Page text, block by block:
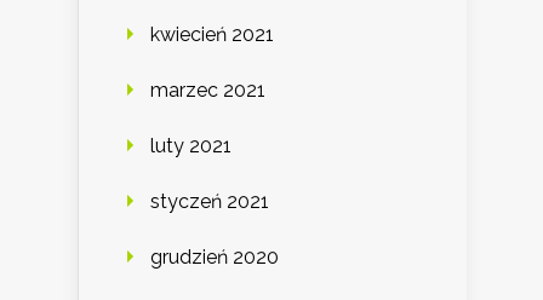
kwiecień 2021
marzec 2021
luty 2021
styczeń 2021
grudzień 2020